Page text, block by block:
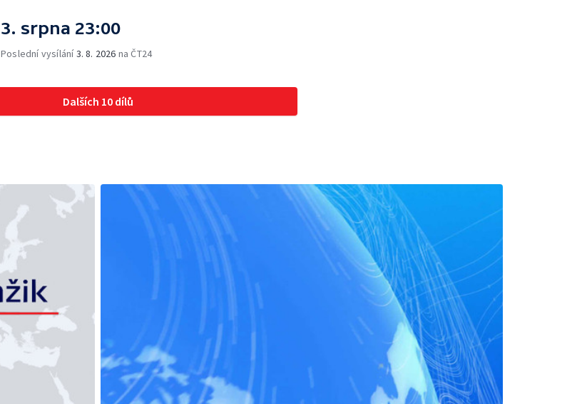
3. srpna 23:00
Poslední vysílání3. 8. 2026 na ČT24
Dalších 10 dílů